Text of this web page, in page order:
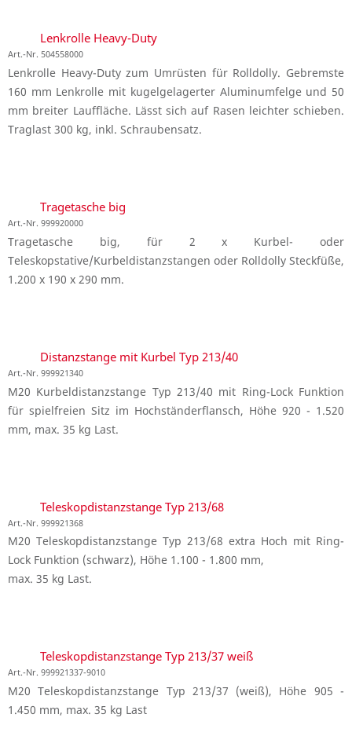
Lenkrolle Heavy-Duty
Art.-Nr. 504558000
Lenkrolle Heavy-Duty zum Umrüsten für Rolldolly. Gebremste
160 mm Lenkrolle mit kugelgelagerter Aluminumfelge und 50
mm breiter Lauffläche. Lässt sich auf Rasen leichter schieben.
Traglast 300 kg, inkl. Schraubensatz.
Tragetasche big
Art.-Nr. 999920000
Tragetasche big, für 2 x Kurbel- oder
Teleskopstative/Kurbeldistanzstangen oder Rolldolly Steckfüße,
1.200 x 190 x 290 mm.
Distanzstange mit Kurbel Typ 213/40
Art.-Nr. 999921340
M20 Kurbeldistanzstange Typ 213/40 mit Ring-Lock Funktion
für spielfreien Sitz im Hochständerflansch, Höhe 920 - 1.520
mm, max. 35 kg Last.
Teleskopdistanzstange Typ 213/68
Art.-Nr. 999921368
M20 Teleskopdistanzstange Typ 213/68 extra Hoch mit Ring-
Lock Funktion (schwarz), Höhe 1.100 - 1.800 mm,
max. 35 kg Last.
Teleskopdistanzstange Typ 213/37 weiß
Art.-Nr. 999921337-9010
M20 Teleskopdistanzstange Typ 213/37 (weiß), Höhe 905 -
1.450 mm, max. 35 kg Last